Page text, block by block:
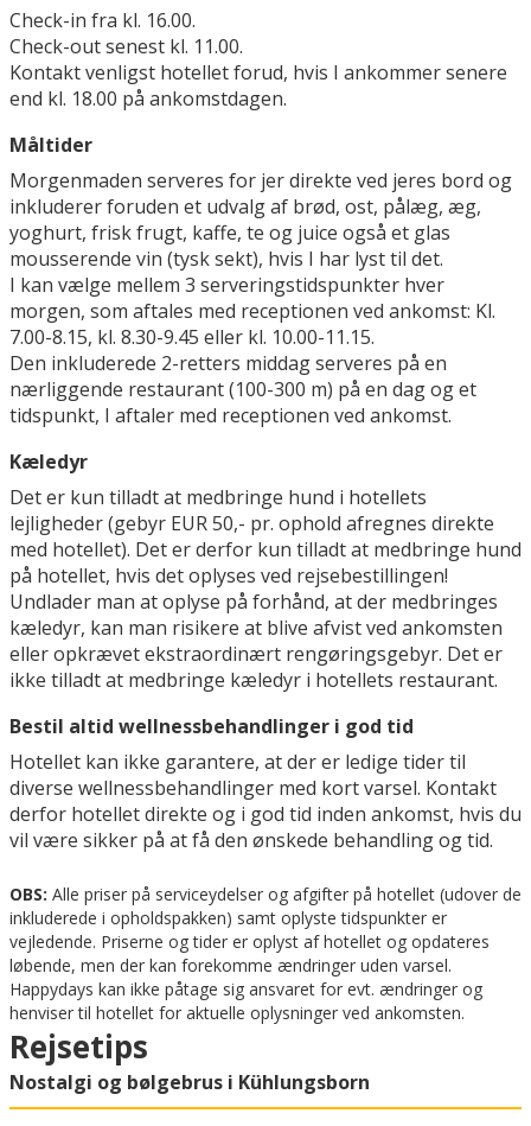
Check-in fra kl. 16.00.
Check-out senest kl. 11.00.
Kontakt venligst hotellet forud, hvis I ankommer senere
end kl. 18.00 på ankomstdagen.
Måltider
Morgenmaden serveres for jer direkte ved jeres bord og
inkluderer foruden et udvalg af brød, ost, pålæg, æg,
yoghurt, frisk frugt, kaffe, te og juice også et glas
mousserende vin (tysk sekt), hvis I har lyst til det.
I kan vælge mellem 3 serveringstidspunkter hver
morgen, som aftales med receptionen ved ankomst: Kl.
7.00-8.15, kl. 8.30-9.45 eller kl. 10.00-11.15.
Den inkluderede 2-retters middag serveres på en
nærliggende restaurant (100-300 m) på en dag og et
tidspunkt, I aftaler med receptionen ved ankomst.
Kæledyr
Det er kun tilladt at medbringe hund i hotellets
lejligheder (gebyr EUR 50,- pr. ophold afregnes direkte
med hotellet). Det er derfor kun tilladt at medbringe hund
på hotellet, hvis det oplyses ved rejsebestillingen!
Undlader man at oplyse på forhånd, at der medbringes
kæledyr, kan man risikere at blive afvist ved ankomsten
eller opkrævet ekstraordinært rengøringsgebyr. Det er
ikke tilladt at medbringe kæledyr i hotellets restaurant.
Bestil altid wellnessbehandlinger i god tid
Hotellet kan ikke garantere, at der er ledige tider til
diverse wellnessbehandlinger med kort varsel. Kontakt
derfor hotellet direkte og i god tid inden ankomst, hvis du
vil være sikker på at få den ønskede behandling og tid.
OBS: Alle priser på serviceydelser og afgifter på hotellet (udover de
inkluderede i opholdspakken) samt oplyste tidspunkter er
vejledende. Priserne og tider er oplyst af hotellet og opdateres
løbende, men der kan forekomme ændringer uden varsel.
Happydays kan ikke påtage sig ansvaret for evt. ændringer og
henviser til hotellet for aktuelle oplysninger ved ankomsten.
Rejsetips
Nostalgi og bølgebrus i Kühlungsborn